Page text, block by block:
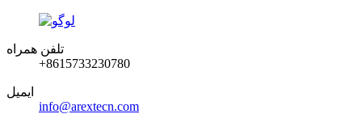
تلفن همراه
‎+8615733230780‎
ایمیل
info@arextecn.com